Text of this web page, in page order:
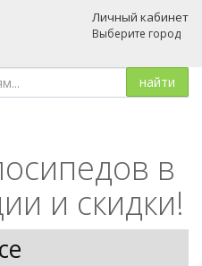
Личный кабинет
Выберите город
в
и скидки!